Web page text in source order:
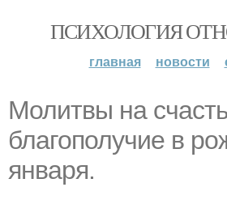
ПСИХОЛОГИЯ
главная новости
Молитвы на
благополучие в
января.